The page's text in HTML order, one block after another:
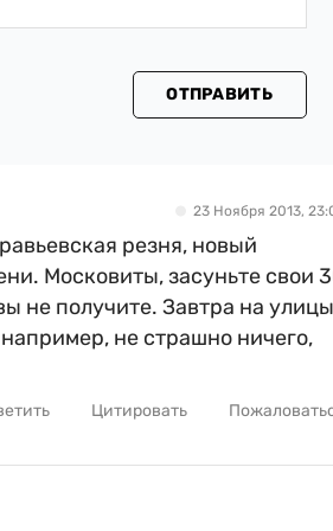
ОТПРАВИТЬ
23 Ноября 2013,
резня, новый
Московиты, засуньте свои
не получите. Завтра на улицы
не страшно ничего,
Цитировать